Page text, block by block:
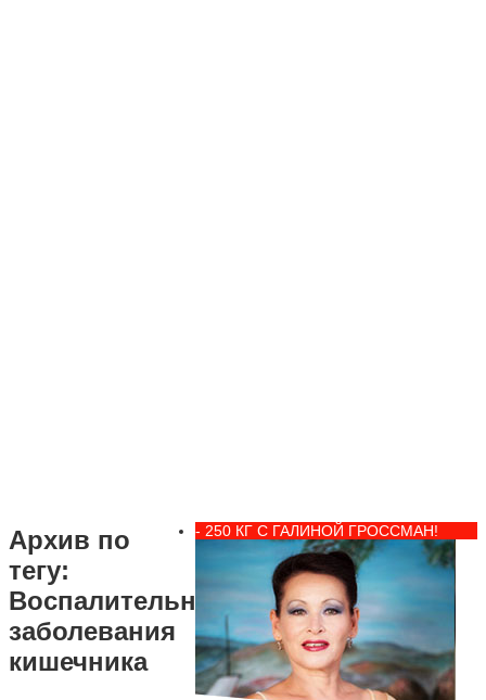
Архив по
тегу:
Воспалительные
заболевания
кишечника
- 250 КГ С ГАЛИНОЙ ГРОССМАН!